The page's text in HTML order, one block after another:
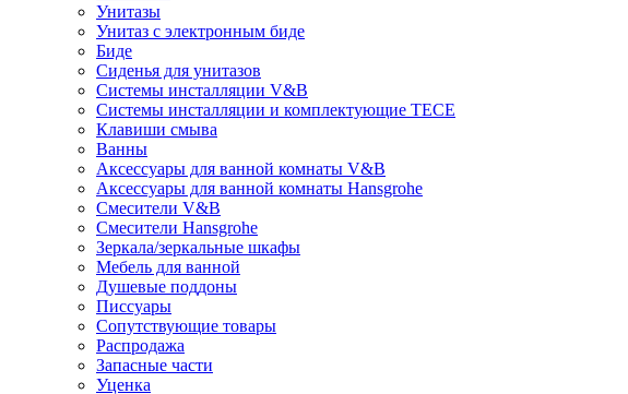
Унитазы
Унитаз с электронным биде
Биде
Сиденья для унитазов
Системы инсталляции V&B
Системы инсталляции и комплектующие TECE
Клавиши смыва
Ванны
Аксессуары для ванной комнаты V&B
Аксессуары для ванной комнаты Hansgrohe
Смесители V&B
Смесители Hansgrohe
Зеркала/зеркальные шкафы
Мебель для ванной
Душевые поддоны
Писсуары
Сопутствующие товары
Распродажа
Запасные части
Уценка